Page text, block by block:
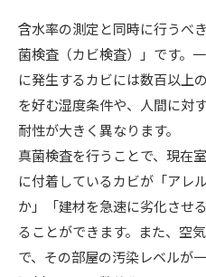
含水率の測定と同時に行うべ
菌検査（カビ検査）」です。
に発生するカビには数百以上
を好む湿度条件や、人間に対
耐性が大きく異なります。
真菌検査を行うことで、現在
に付着しているカビが「アレ
か」「建材を急速に劣化させ
ることができます。また、空
で、その部屋の汚染レベルが